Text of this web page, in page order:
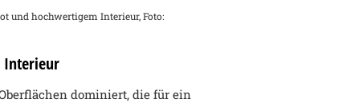
und hochwertigem Interieur, Foto:
Interieur
dominiert, die für ein